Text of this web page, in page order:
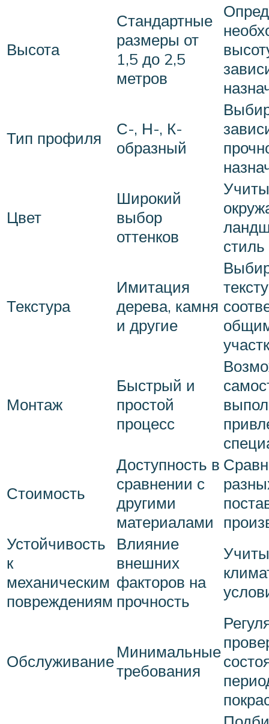
Высота
Стандартные
размеры от
1,5 до 2,5
метров
Тип профиля
С-, Н-, К-
образный
Цвет
Широкий
выбор
оттенков
Текстура
Имитация
дерева, камня
и другие
Монтаж
Быстрый и
простой
процесс
Стоимость
Доступность в
сравнении с
другими
материалами
Устойчивость
к
механическим
повреждениям
Влияние
внешних
факторов на
прочность
ОбслуживаниеМинимальные
требования